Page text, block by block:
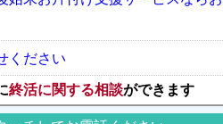
ください
終活に関する相談ができます